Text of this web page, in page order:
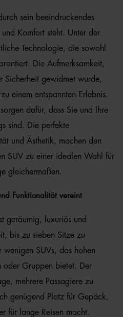
sein beeindruckendes
Komfort steht. Unter der
Technologie, die sowohl
Die Aufmerksamkeit,
Sicherheit gewidmet wurde,
einem entspannten Erlebnis.
dafür, dass Sie und Ihre
sind. Die perfekte
und Ästhetik, machen den
SUV zu einer idealen Wahl für
gleichermaßen.
Funktionalität vereint
geräumig, luxuriös und
bis zu sieben Sitze zu
wenigen SUVs, das hohen
oder Gruppen bietet. Der
mehrere Passagiere zu
genügend Platz für Gepäck,
für lange Reisen macht.